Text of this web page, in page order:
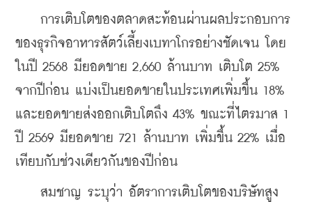
การเติบโตของตลาดสะท้อนผ่านผลประกอบการ
ของธุรกิจอาหารสัตว์เลี้ยงเบทาโกรอย่างชัดเจน โดย
ในปี 2568 มียอดขาย 2,660 ล้านบาท เติบโต 25%
จากปีก่อน แบ่งเป็นยอดขายในประเทศเพิ่มขึ้น 18%
และยอดขายส่งออกเติบโตถึง 43% ขณะที่ไตรมาส 1
ปี 2569 มียอดขาย 721 ล้านบาท เพิ่มขึ้น 22% เมื่อ
เทียบกับช่วงเดียวกันของปีก่อน
สมชาญ ระบุว่า อัตราการเติบโตของบริษัทสูง